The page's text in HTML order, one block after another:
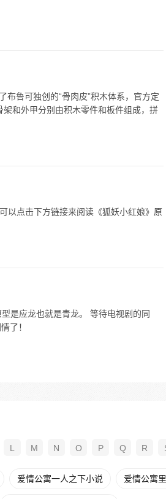
布鲁可独创的“骨肉皮”积木体系，官方定
和外甲分别由积木零件和板件组成，拼
以点击下方链接来阅读《狐妖小红娘》原
是应龙也就是青龙。 等待电视剧的同
了！
L M N O P Q R
爱情公寓一人之下小说 爱情公寓